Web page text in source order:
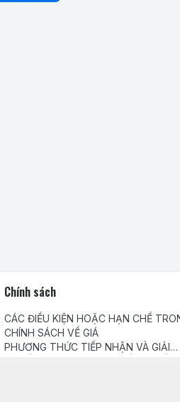
Chính sách
CÁC ĐIỀU KIỆN HOẶC HẠN CHẾ
VIỆC CUNG CẤP HÀNG HÓA, DỊCH VỤ
CHÍNH SÁCH VỀ GIÁ
PHƯƠNG THỨC TIẾP NHẬN VÀ GIẢI